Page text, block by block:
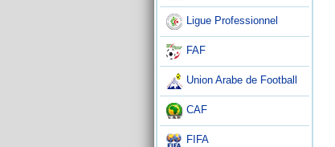
Ligue Professionnel
FAF
Union Arabe de Football
CAF
FIFA